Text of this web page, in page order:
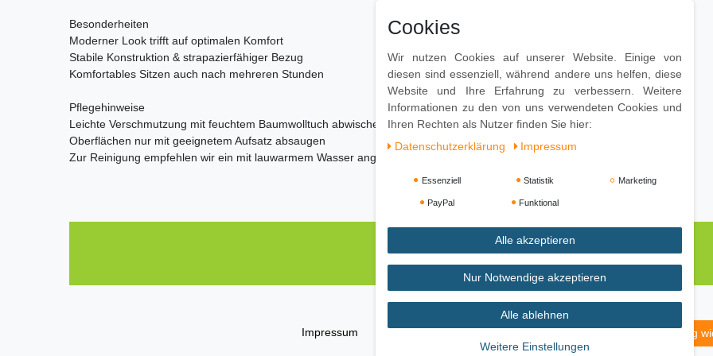
Besonderheiten
Moderner Look trifft auf optimalen Komfort
Stabile Konstruktion & strapazierfähiger Bezug
Komfortables Sitzen auch nach mehreren Stunden
Pflegehinweise
Leichte Verschmutzung mit feuchtem Baumwolltuch abwischen
Oberflächen nur mit geeignetem Aufsatz absaugen
Zur Reinigung empfehlen wir ein mit lauwarmem Wasser angefeuchtetes Baumwolltuch
Impressum Daten­schutz­erklärung AGB Widerrufs­recht Vertrag
Cookies
Wir nutzen Cookies auf unserer Website. Einige von
diesen sind essenziell, während andere uns helfen, diese
Website und Ihre Erfahrung zu verbessern. Weitere
Informationen zu den von uns verwendeten Cookies und
Ihren Rechten als Nutzer finden Sie hier:
Daten­schutz­erklärung
Impressum
Essenziell Statistik Marketing
PayPal Funktional
Alle akzeptieren
Nur Notwendige akzeptieren
Alle ablehnen
Weitere Einstellungen